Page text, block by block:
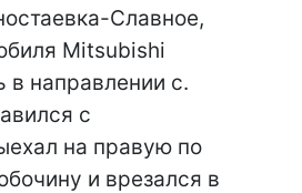
Славное,
Mitsubishi
в направлении с.
с
на правую по
и врезался в